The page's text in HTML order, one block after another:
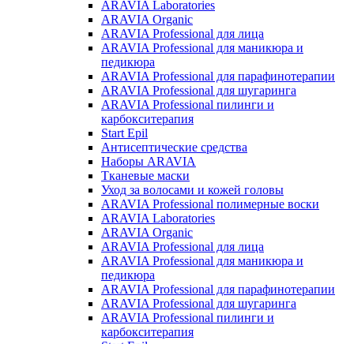
ARAVIA Laboratories
ARAVIA Organic
ARAVIA Professional для лица
ARAVIA Professional для маникюра и
педикюра
ARAVIA Professional для парафинотерапии
ARAVIA Professional для шугаринга
ARAVIA Professional пилинги и
карбокситерапия
Start Epil
Антисептические средства
Наборы ARAVIA
Тканевые маски
Уход за волосами и кожей головы
ARAVIA Professional полимерные воски
ARAVIA Laboratories
ARAVIA Organic
ARAVIA Professional для лица
ARAVIA Professional для маникюра и
педикюра
ARAVIA Professional для парафинотерапии
ARAVIA Professional для шугаринга
ARAVIA Professional пилинги и
карбокситерапия